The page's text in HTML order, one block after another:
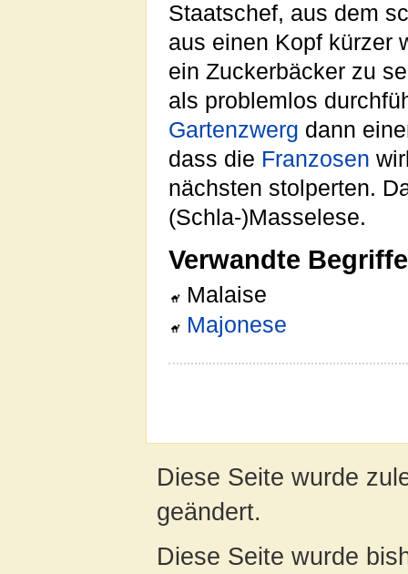
Staatschef, aus dem
aus einen Kopf kürzer
ein Zuckerbäcker zu
als problemlos
Gartenzwerg dann
dass die Franzosen
nächsten stolperten.
(Schla-)Masselese.
Verwandte Begriffe
Malaise
Majonese
Diese Seite wurde
geändert.
Diese Seite wurde